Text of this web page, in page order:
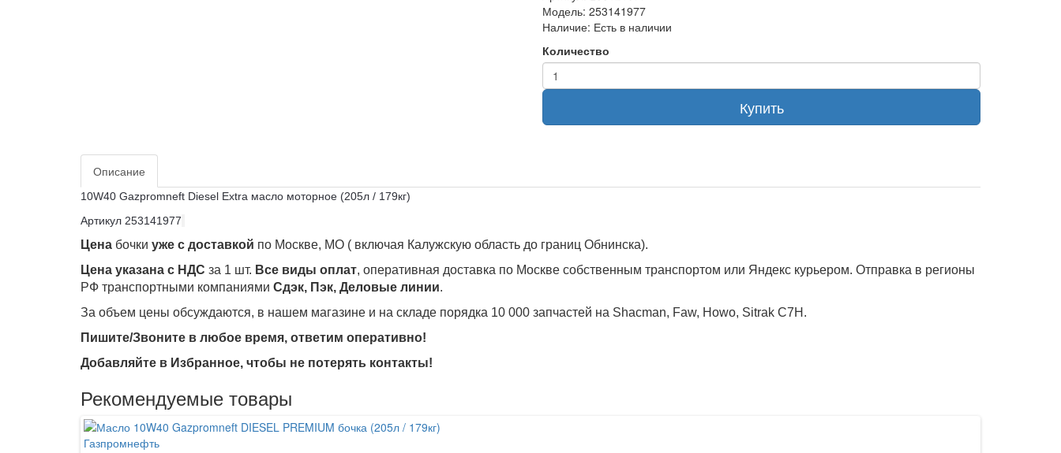
Модель: 253141977
Наличие: Есть в наличии
Количество
Купить
Описание
10W40 Gazpromneft Diesel Extra масло моторное (205л / 179кг)
Артикул 253141977
Цена бочки уже с доставкой по Москве, МО ( включая Калужскую область до границ Обнинска).
Цена указана с НДС за 1 шт. Все виды оплат, оперативная доставка по Москве собственным транспортом или Яндекс курьером. Отправка в регионы
РФ транспортными компаниями Сдэк, Пэк, Деловые линии.
За объем цены обсуждаются, в нашем магазине и на складе порядка 10 000 запчастей на Shacman, Faw, Howo, Sitrak C7H.
Пишите/Звоните в любое время, ответим оперативно!
Добавляйте в Избранное, чтобы не потерять контакты!
Рекомендуемые товары
Газпромнефть